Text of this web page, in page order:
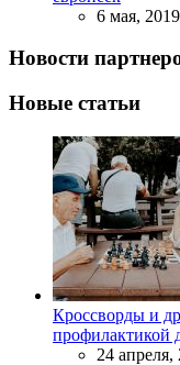
6 мая, 2019
Новости
Новые статьи
Кроссворды и
профилактикой
24 апреля,